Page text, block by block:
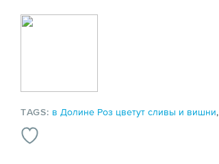
TAGS: в Долине Роз цветут сливы и вишни,